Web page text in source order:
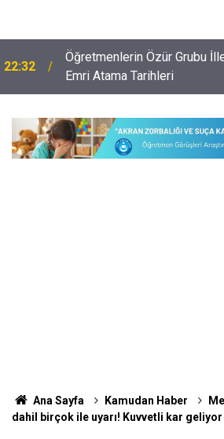
22:32
Öğretmenlerin Özür Grubu
Emri Atama Tarihleri
Ana Sayfa Kamudan Haber
dahil birçok ile uyarı! Kuvvetli kar geliyor